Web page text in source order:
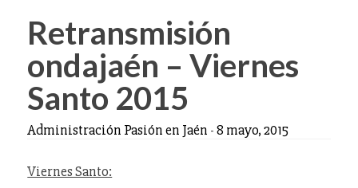
Retransmisión
ondajaén – Viernes
Santo 2015
Administración Pasión en Jaén -8 mayo, 2015
Viernes Santo: